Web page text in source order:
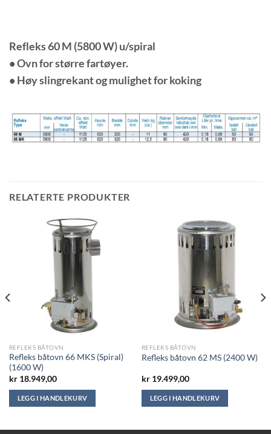
Refleks 60 M (5800 W) u/spiral
• Ovn for større fartøyer.
• Høy slingrekant og mulighet for koking
RELATERTE PRODUKTER
REFLEKS BÅTOVN
Refleks båtovn 66 MKS (Spiral)
(1600 W)
kr18.949,00
LEGG I HANDLEKURV
REFLEKS BÅTOVN
Refleks båtovn 62 MS (2400 W)
kr19.499,00
LEGG I HANDLEKURV